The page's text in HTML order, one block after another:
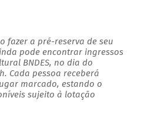
fazer a pré-reserva de seu
pode encontrar ingressos
BNDES, no dia do
Cada pessoa receberá
marcado, estando o
sujeito à lotação